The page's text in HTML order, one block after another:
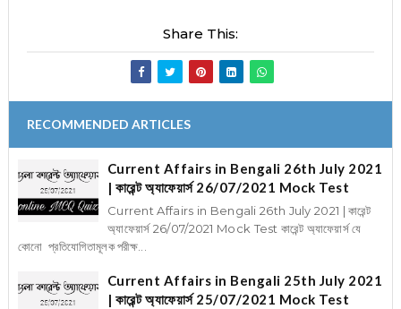
Share This:
RECOMMENDED ARTICLES
Current Affairs in Bengali 26th July 2021
| কারেন্ট অ্যাফেয়ার্স 26/07/2021 Mock Test
Current Affairs in Bengali 26th July 2021 | কারেন্ট
অ্যাফেয়ার্স 26/07/2021 Mock Test কারেন্ট অ্যাফেয়ার্স যে
কোনো প্রতিযোগিতামূলক পরীক্ষ...
Current Affairs in Bengali 25th July 2021
| কারেন্ট অ্যাফেয়ার্স 25/07/2021 Mock Test